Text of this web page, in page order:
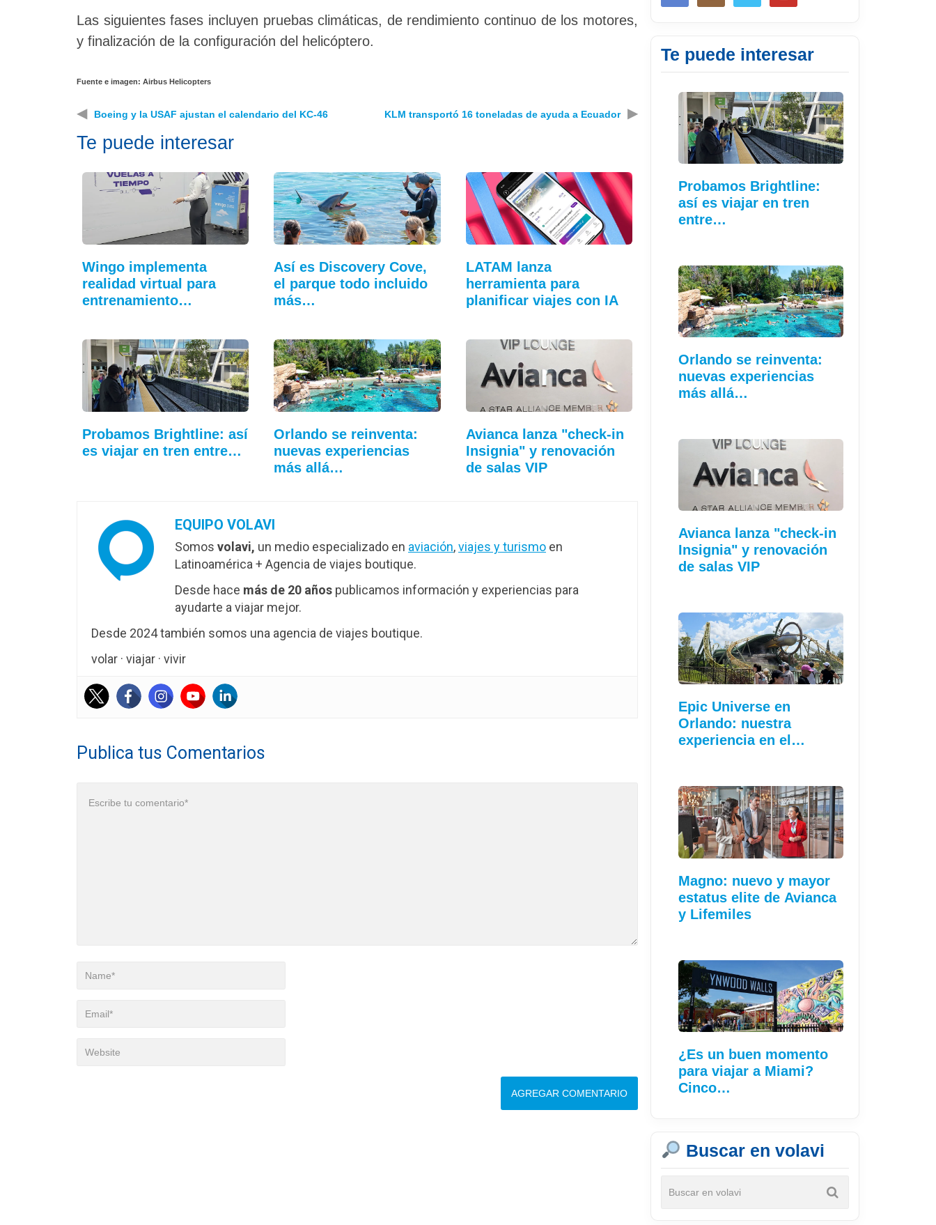
Las siguientes fases incluyen pruebas climáticas, de rendimiento continuo de los motores,
y finalización de la configuración del helicóptero.
Fuente e imagen: Airbus Helicopters
◀ Boeing y la USAF ajustan el calendario del KC-46 KLM transportó 16 toneladas de ayuda a Ecuador ▶
Te puede interesar
Wingo implementa
realidad virtual para
entrenamiento…
Así es Discovery Cove,
el parque todo incluido
más…
LATAM lanza
herramienta para
planificar viajes con IA
Probamos Brightline: así
es viajar en tren entre…
Orlando se reinventa:
nuevas experiencias
más allá…
Avianca lanza "check-in
Insignia" y renovación
de salas VIP
EQUIPO VOLAVI
Somos volavi, un medio especializado en aviación,viajes y turismo en
Latinoamérica + Agencia de viajes boutique.
Desde hace más de 20 años publicamos información y experiencias para
ayudarte a viajar mejor.
Desde 2024 también somos una agencia de viajes boutique.
volar · viajar · vivir
Publica tus Comentarios
Te puede interesar
Probamos Brightline:
así es viajar en tren
entre…
Orlando se reinventa:
nuevas experiencias
más allá…
Avianca lanza "check-in
Insignia" y renovación
de salas VIP
Epic Universe en
Orlando: nuestra
experiencia en el…
Magno: nuevo y mayor
estatus elite de Avianca
y Lifemiles
¿Es un buen momento
para viajar a Miami?
Cinco…
Buscar en volavi